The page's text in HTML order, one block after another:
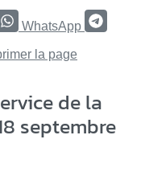
WhatsApp
la page
de la
septembre